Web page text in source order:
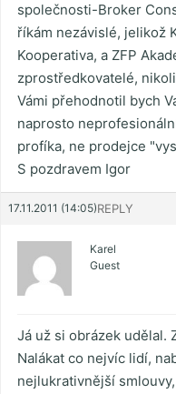
společnosti-Broker
říkám nezávislé, jelikož
Kooperativa, a ZFP
zprostředkovatelé,
Vámi přehodnotil bych
naprosto
profíka, ne prodejce
S pozdravem Igor
17.11.2011 (14:05)REPLY
Karel
Guest
Já už si obrázek udělal.
Nalákat co nejvíc lidí,
nejlukrativnější